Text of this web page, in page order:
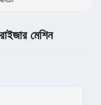
মেশিন